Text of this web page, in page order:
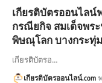
เกียรติบัตรออนไล
กรณียกิจ สมเด็จพระ
พิษณุโลก บางกระทุ่ม
เกียรติบัตรอ…
เกียรติบัตรออนไลน์.com